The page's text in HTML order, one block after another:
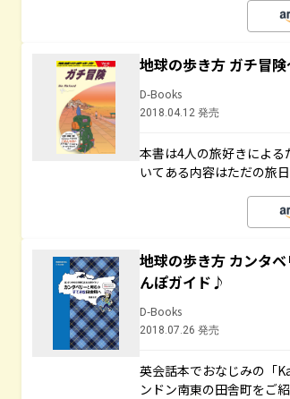
地球の歩き方 ガチ冒
D-Books
2018.04.12 発売
本書は4人の旅好きによ
いてある内容はただの旅日
地球の歩き方 カンタ
んぽガイド♪
D-Books
2018.07.26 発売
英会話本でおなじみの「
ンドン南東の田舎町をご紹